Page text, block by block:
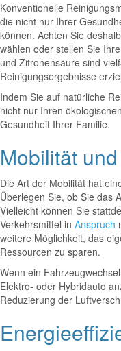
Konventionelle
die nicht nur Ihrer
können. Achten Sie
wählen oder stellen Sie
und Zitronensäure sind
Reinigungsergebnisse
Indem Sie auf natürliche
nicht nur Ihren
Gesundheit Ihrer Familie.
Mobilität
Die Art der Mobilität hat
Überlegen Sie, ob Sie das
Vielleicht können Sie
Verkehrsmittel in Anspruch
weitere Möglichkeit, das
Ressourcen zu sparen.
Wenn ein
Elektro- oder Hybridauto
Reduzierung der